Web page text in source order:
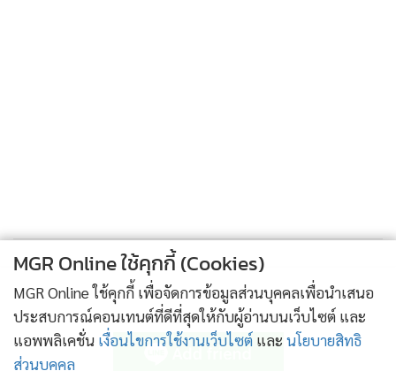
ติดตามข่าวสารผ่านทาง LINE
MGR Online ใช้คุกกี้ (Cookies)
MGR Online ใช้คุกกี้ เพื่อจัดการข้อมูลส่วนบุคคลเพื่อนำเสนอ
ประสบการณ์คอนเทนต์ที่ดีที่สุดให้กับผู้อ่านบนเว็บไซต์ และ
แอพพลิเคชั่น เงื่อนไขการใช้งานเว็บไซต์ และ นโยบายสิทธิ
ส่วนบุคคล